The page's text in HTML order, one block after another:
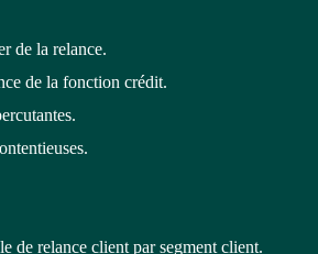
de la relance.
de la fonction crédit.
de relance client par segment client.